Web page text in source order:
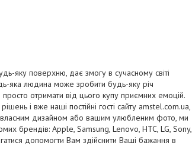
яку поверхню, дає змогу в сучасному світі
яка людина може зробити будь-яку річ
отримати від цього купу приємних емоцій.
і вже наші постійні гості сайту amstel.com.ua,
власним дизайном або вашим улюбленим фото, ми
брендів: Apple, Samsung, Lenovo, HTC, LG, Sony,
допомогти Вам здійснити Ваші бажання в